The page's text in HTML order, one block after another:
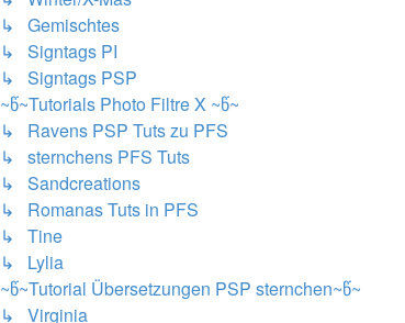
↳ Gemischtes
↳ Signtags PI
↳ Signtags PSP
~წ~Tutorials Photo Filtre X ~წ~
↳ Ravens PSP Tuts zu PFS
↳ sternchens PFS Tuts
↳ Sandcreations
↳ Romanas Tuts in PFS
↳ Tine
↳ Lylia
~წ~Tutorial Übersetzungen PSP sternchen~წ~
↳ Virginia